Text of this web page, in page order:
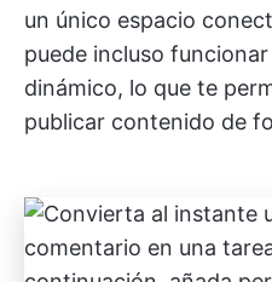
un único espacio
puede incluso
dinámico, lo que te
publicar contenido de